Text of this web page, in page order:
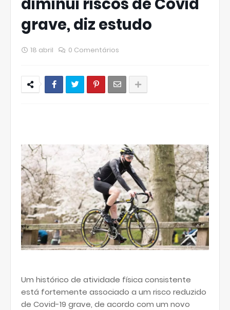
diminui riscos de Covid
grave, diz estudo
18 abril 0 Comentários
Um histórico de atividade física consistente
está fortemente associado a um risco reduzido
de Covid-19 grave, de acordo com um novo